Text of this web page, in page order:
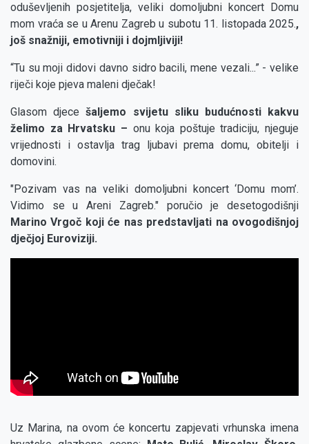
oduševljenih posjetitelja, veliki domoljubni koncert Domu
mom vraća se u Arenu Zagreb u subotu 11. listopada 2025.,
još snažniji, emotivniji i dojmljiviji!
“Tu su moji didovi davno sidro bacili, mene vezali...” - velike
riječi koje pjeva maleni dječak!
Glasom djecešaljemo svijetu sliku budućnosti kakvu
želimo za Hrvatsku – onu koja poštuje tradiciju, njeguje
vrijednosti i ostavlja trag ljubavi prema domu, obitelji i
domovini.
"Pozivam vas na veliki domoljubni koncert ‘Domu mom’.
Vidimo se u Areni Zagreb." poručio je desetogodišnji
Marino Vrgoč koji će nas predstavljati na ovogodišnjoj
dječjoj Euroviziji.
Uz Marina, na ovom će koncertu zapjevati vrhunska imena